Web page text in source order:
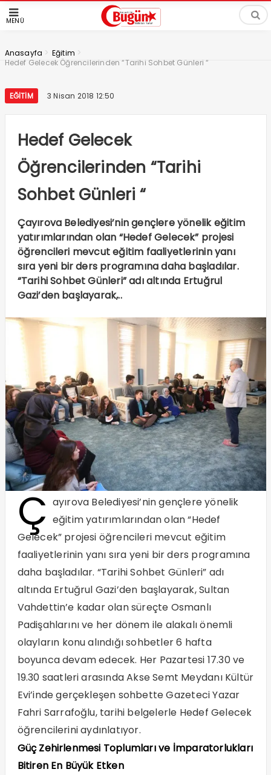
MENÜ
Anasayfa > Eğitim >
Hedef Gelecek Öğrencilerinden “Tarihi Sohbet Günleri “
EĞITIM 3 Nisan 2018 12:50
Hedef Gelecek
Öğrencilerinden “Tarihi
Sohbet Günleri “
Çayırova Belediyesi’nin gençlere yönelik eğitim
yatırımlarından olan “Hedef Gelecek” projesi
öğrencileri mevcut eğitim faaliyetlerinin yanı
sıra yeni bir ders programına daha başladılar.
“Tarihi Sohbet Günleri” adı altında Ertuğrul
Gazi’den başlayarak,..
Ç ayırova Belediyesi’nin gençlere yönelik
eğitim yatırımlarından olan “Hedef
Gelecek” projesi öğrencileri mevcut eğitim
faaliyetlerinin yanı sıra yeni bir ders programına
daha başladılar. “Tarihi Sohbet Günleri” adı
altında Ertuğrul Gazi’den başlayarak, Sultan
Vahdettin’e kadar olan süreçte Osmanlı
Padişahlarını ve her dönem ile alakalı önemli
olayların konu alındığı sohbetler 6 hafta
boyunca devam edecek. Her Pazartesi 17.30 ve
19.30 saatleri arasında Akse Semt Meydanı Kültür
Evi’inde gerçekleşen sohbette Gazeteci Yazar
Fahri Sarrafoğlu, tarihi belgelerle Hedef Gelecek
öğrencilerini aydınlatıyor.
Güç Zehirlenmesi Toplumları ve İmparatorlukları
Bitiren En Büyük Etken